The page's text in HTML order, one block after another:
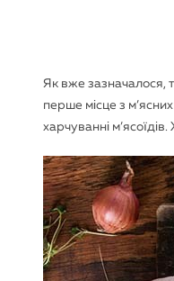
Як вже зазначалося,
перше місце з
харчуванні